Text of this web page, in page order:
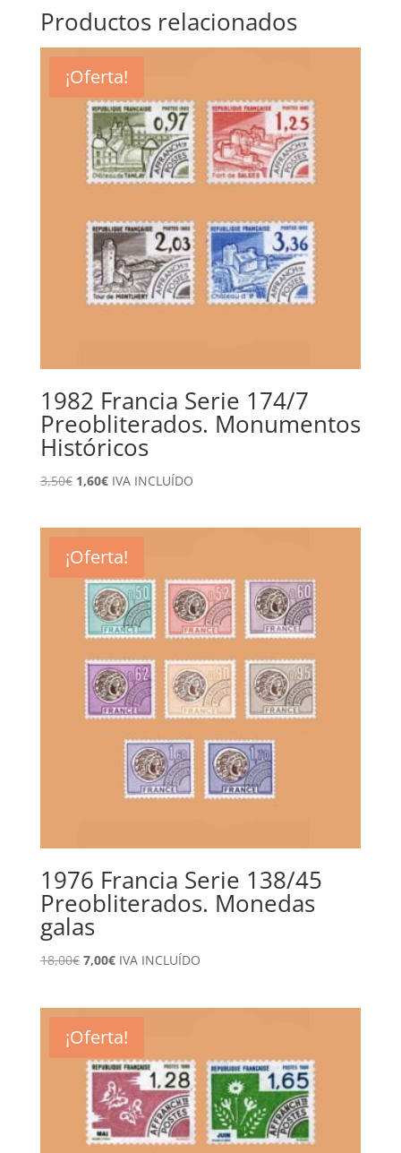
Productos relacionados
¡Oferta!
1982 Francia Serie 174/7
Preobliterados. Monumentos
Históricos
3,50€ El
3,50€.
1,60€El
1,60€.
IVA INCLUÍDO
¡Oferta!
1976 Francia Serie 138/45
Preobliterados. Monedas
galas
18,00€ El
18,00€.
7,00€El
7,00€.
IVA INCLUÍDO
¡Oferta!